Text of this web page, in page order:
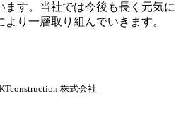
ます。当社では今後も長く元気に
り一層取り組んでいきます。
株式会社